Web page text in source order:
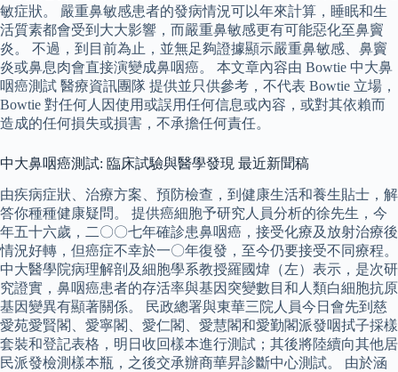
敏症狀。 嚴重鼻敏感患者的發病情況可以年來計算，睡眠和生
活質素都會受到大大影響，而嚴重鼻敏感更有可能惡化至鼻竇
炎。 不過，到目前為止，並無足夠證據顯示嚴重鼻敏感、鼻竇
炎或鼻息肉會直接演變成鼻咽癌。 本文章內容由 Bowtie 中大鼻
咽癌測試 醫療資訊團隊 提供並只供參考，不代表 Bowtie 立場，
Bowtie 對任何人因使用或誤用任何信息或內容，或對其依賴而
造成的任何損失或損害，不承擔任何責任。
中大鼻咽癌測試: 臨床試驗與醫學發現 最近新聞稿
由疾病症狀、治療方案、預防檢查，到健康生活和養生貼士，解
答你種種健康疑問。 提供癌細胞予研究人員分析的徐先生，今
年五十六歲，二〇〇七年確診患鼻咽癌，接受化療及放射治療後
情況好轉，但癌症不幸於一〇年復發，至今仍要接受不同療程。
中大醫學院病理解剖及細胞學系教授羅國煒（左）表示，是次研
究證實，鼻咽癌患者的存活率與基因突變數目和人類白細胞抗原
基因變異有顯著關係。 民政總署與東華三院人員今日會先到慈
愛苑愛賢閣、愛寧閣、愛仁閣、愛慧閣和愛勤閣派發咽拭子採樣
套裝和登記表格，明日收回樣本進行測試；其後將陸續向其他居
民派發檢測樣本瓶，之後交承辦商華昇診斷中心測試。 由於涵